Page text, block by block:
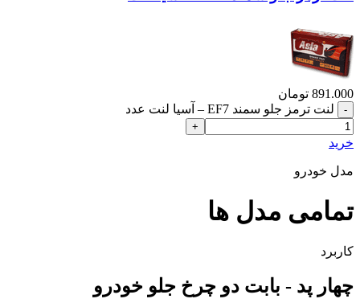
891.000 تومان
لنت ترمز جلو سمند EF7 – آسیا لنت عدد
خرید
مدل خودرو
تمامی مدل ها
کاربرد
چهار پد - بابت دو چرخ جلو خودرو